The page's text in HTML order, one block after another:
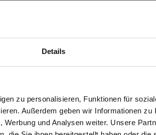
Details
zu personalisieren, Funktionen für
Außerdem geben wir Informationen zu
und Analysen weiter. Unsere
Bewegungs- und
Körperfunktionen und